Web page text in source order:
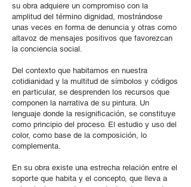
su obra adquiere un compromiso con la
amplitud del término dignidad, mostrándose
unas veces en forma de denuncia y otras como
altavoz de mensajes positivos que favorezcan
la conciencia social.
Del contexto que habitamos en nuestra
cotidianidad y la multitud de símbolos y códigos
en particular, se desprenden los recursos que
componen la narrativa de su pintura. Un
lenguaje donde la resignificación, se constituye
como principio del proceso. El estudio y uso del
color, como base de la composición, lo
complementa.
En su obra existe una estrecha relación entre el
soporte que habita y el concepto, que lleva a